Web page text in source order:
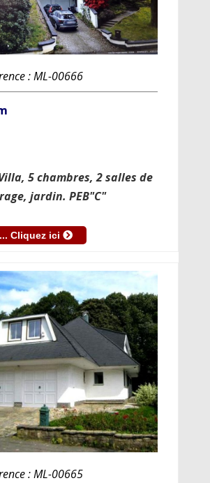
: ML-00666
5 chambres, 2 salles de
jardin. PEB"C"
Cliquez ici
: ML-00665